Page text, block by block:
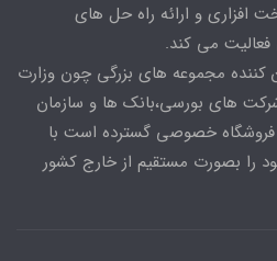
افزاری و ارائه راه حل های
می کند.
کننده مجموعه های بزرگی چون وزارت
های بورسی،بانک ها و سازمان
خصوصی گسترده است با
را بصورت مستقیم از خارج کشور